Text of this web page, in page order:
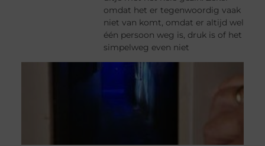
omdat het er tegenwoordig vaak
niet van komt, omdat er altijd wel
één persoon weg is, druk is of het
simpelweg even niet